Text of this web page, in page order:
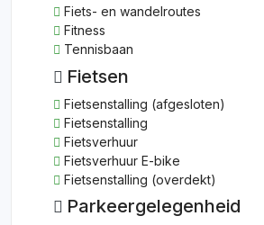
Fiets- en wandelroutes
Fitness
Tennisbaan
Fietsen
Fietsenstalling (afgesloten)
Fietsenstalling
Fietsverhuur
Fietsverhuur E-bike
Fietsenstalling (overdekt)
Parkeergelegenheid